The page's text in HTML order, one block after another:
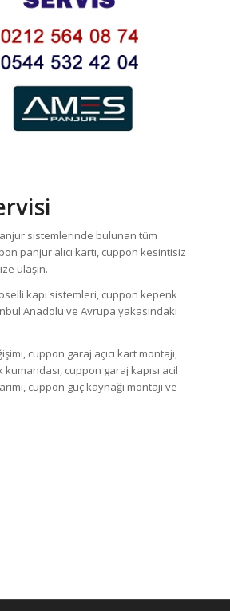
sistemlerinde bulunan tüm
panjur alıcı kartı, cuppon kesintisiz
ulaşın.
kapı sistemleri, cuppon kepenk
Anadolu ve Avrupa yakasındaki
cuppon garaj açıcı kart montajı,
cuppon garaj kapısı acil
cuppon güç kaynağı montajı ve